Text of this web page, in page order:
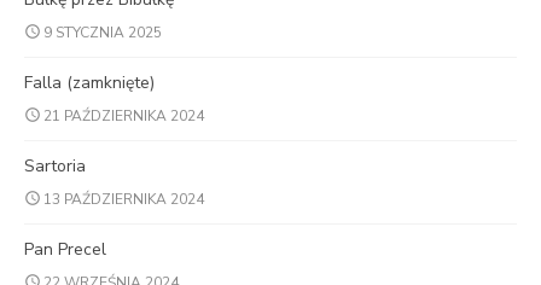
9 STYCZNIA 2025
Falla (zamknięte)
21 PAŹDZIERNIKA 2024
Sartoria
13 PAŹDZIERNIKA 2024
Pan Precel